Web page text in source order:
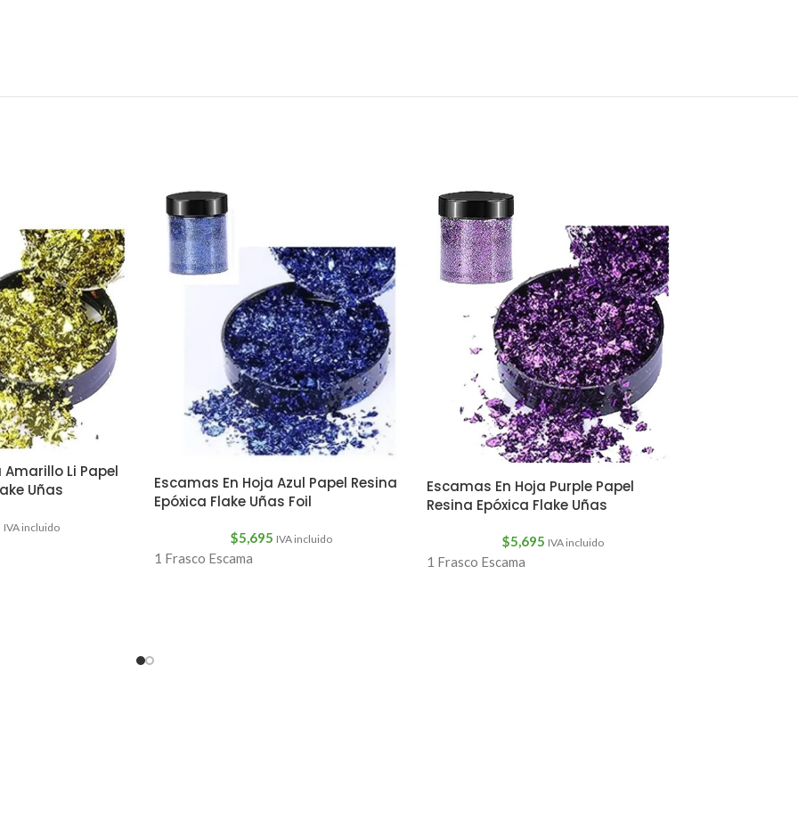
Amarillo Li Papel
Uñas
IVA incluido
Escamas En Hoja Azul Papel Resina
Epóxica Flake Uñas Foil
$5,695 IVA incluido
1 Frasco Escama
Escamas En Hoja Purple Papel
Resina Epóxica Flake Uñas
$5,695 IVA incluido
1 Frasco Escama